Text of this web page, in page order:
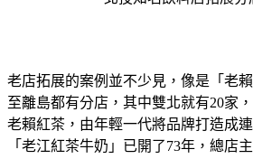
老店拓展的案例並不少見，像是「老
至離島都有分店，其中雙北就有20家
老賴紅茶，由年輕一代將品牌打造成
「老江紅茶牛奶」已開了73年，總店